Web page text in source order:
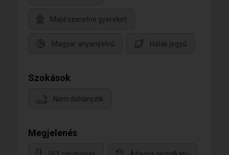
Majd szeretne gyereket
Magyar anyanyelvű Halak jegyű
Szokások
Nem dohányzik
Megjelenés